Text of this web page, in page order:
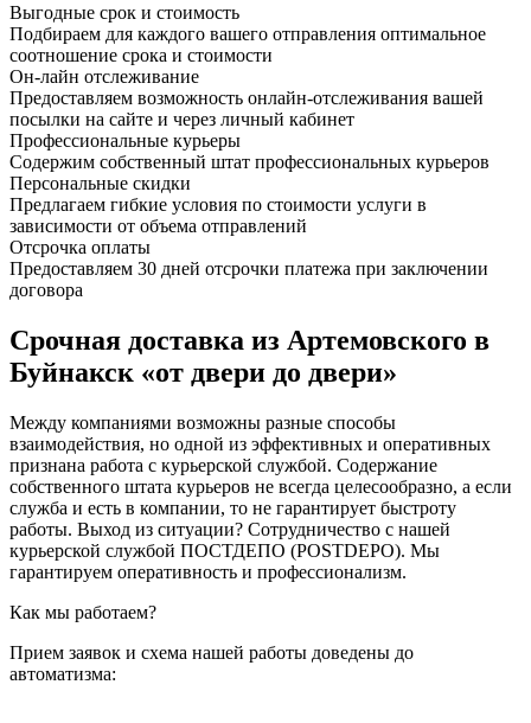
Выгодные срок и стоимость
Подбираем для каждого вашего отправления оптимальное
соотношение срока и стоимости
Он-лайн отслеживание
Предоставляем возможность онлайн-отслеживания вашей
посылки на сайте и через личный кабинет
Профессиональные курьеры
Содержим собственный штат профессиональных курьеров
Персональные скидки
Предлагаем гибкие условия по стоимости услуги в
зависимости от объема отправлений
Отсрочка оплаты
Предоставляем 30 дней отсрочки платежа при заключении
договора
Срочная доставка из Артемовского в
Буйнакск «от двери до двери»
Между компаниями возможны разные способы
взаимодействия, но одной из эффективных и оперативных
признана работа с курьерской службой. Содержание
собственного штата курьеров не всегда целесообразно, а если
служба и есть в компании, то не гарантирует быстроту
работы. Выход из ситуации? Сотрудничество с нашей
курьерской службой ПОСТДЕПО (POSTDEPO). Мы
гарантируем оперативность и профессионализм.
Как мы работаем?
Прием заявок и схема нашей работы доведены до
автоматизма: